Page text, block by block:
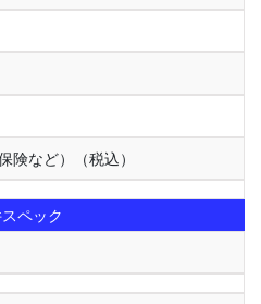
険など）（税込）
ペック